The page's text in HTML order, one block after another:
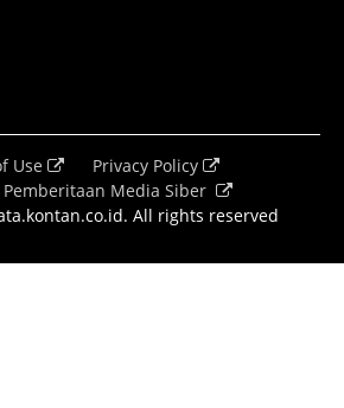
Use
Privacy Policy
Pemberitaan Media Siber
All rights reserved